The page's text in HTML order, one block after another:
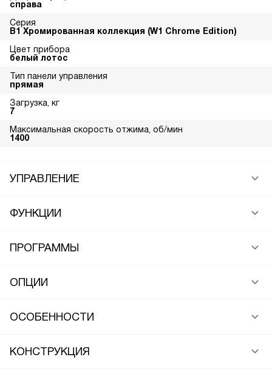
справа
Серия
В1 Хромированная коллекция (W1 Chrome Edition)
Цвет прибора
белый лотос
Тип панели управления
прямая
Загрузка, кг
7
Максимальная скорость отжима, об/мин
1400
УПРАВЛЕНИЕ
ФУНКЦИИ
ПРОГРАММЫ
ОПЦИИ
ОСОБЕННОСТИ
КОНСТРУКЦИЯ